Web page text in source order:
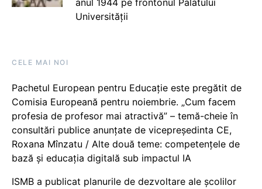
anul 1944 pe frontonul Palatului
Universității
CELE MAI NOI
Pachetul European pentru Educație este pregătit de
Comisia Europeană pentru noiembrie. „Cum facem
profesia de profesor mai atractivă” – temă-cheie în
consultări publice anunțate de vicepreședinta CE,
Roxana Mînzatu / Alte două teme: competențele de
bază și educația digitală sub impactul IA
ISMB a publicat planurile de dezvoltare ale școlilor